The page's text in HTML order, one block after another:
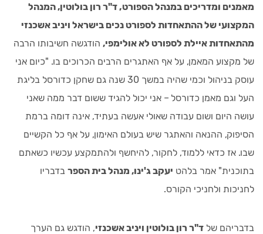
מאמנים ומדריכים במנהל הספורט, ד"ר רון בולוטין, המנהל
המקצועי של ההתאחדות לספורט נכים בישראל ויניב אשכנזי
מהתאחדות איילת לספורט לא אולימפי, הודגשה חשיבותו הרבה
של מקצוע המאמן, על אף האתגרים הרבים הכרוכים בו. "כיום אני
עוסק בניהול וכמי שהיה במשך 30 שנה גם שחקן כדורסל בליגת
העל וגם מאמן כדורסל – אני יכול להגיד ששום דבר ממה שאני
עושה היום ושום עבודה שאולי אעשה בעתיד, אינה דומה ברמת
הסיפוק, ההנאה והאתגר שיש בעולם האימון, על אף כל הקשיים
שבו. אז כדאי ללמוד, לחקור, להיחשף ולהתמקצע עכשיו כשאתם
בתוכנית" אמר בלהט יעקב ג'ינו, מנהל בית הספר בדבריו
לחניכות ולחניכי הקורס.
בדבריהם של ד"ר רון בולוטין ויניב אשכנזי, הודגש גם הערך